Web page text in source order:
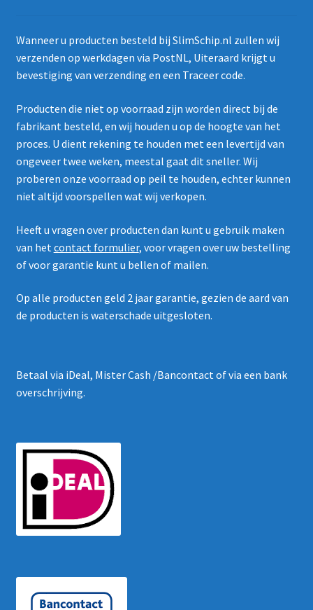
Wanneer u producten besteld bij SlimSchip.nl zullen wij
verzenden op werkdagen via PostNL, Uiteraard krijgt u
bevestiging van verzending en een Traceer code.
Producten die niet op voorraad zijn worden direct bij de
fabrikant besteld, en wij houden u op de hoogte van het
proces. U dient rekening te houden met een levertijd van
ongeveer twee weken, meestal gaat dit sneller. Wij
proberen onze voorraad op peil te houden, echter kunnen
niet altijd voorspellen wat wij verkopen.
Heeft u vragen over producten dan kunt u gebruik maken
van het contact formulier, voor vragen over uw bestelling
of voor garantie kunt u bellen of mailen.
Op alle producten geld 2 jaar garantie, gezien de aard van
de producten is waterschade uitgesloten.
Betaal via iDeal, Mister Cash /Bancontact of via een bank
overschrijving.